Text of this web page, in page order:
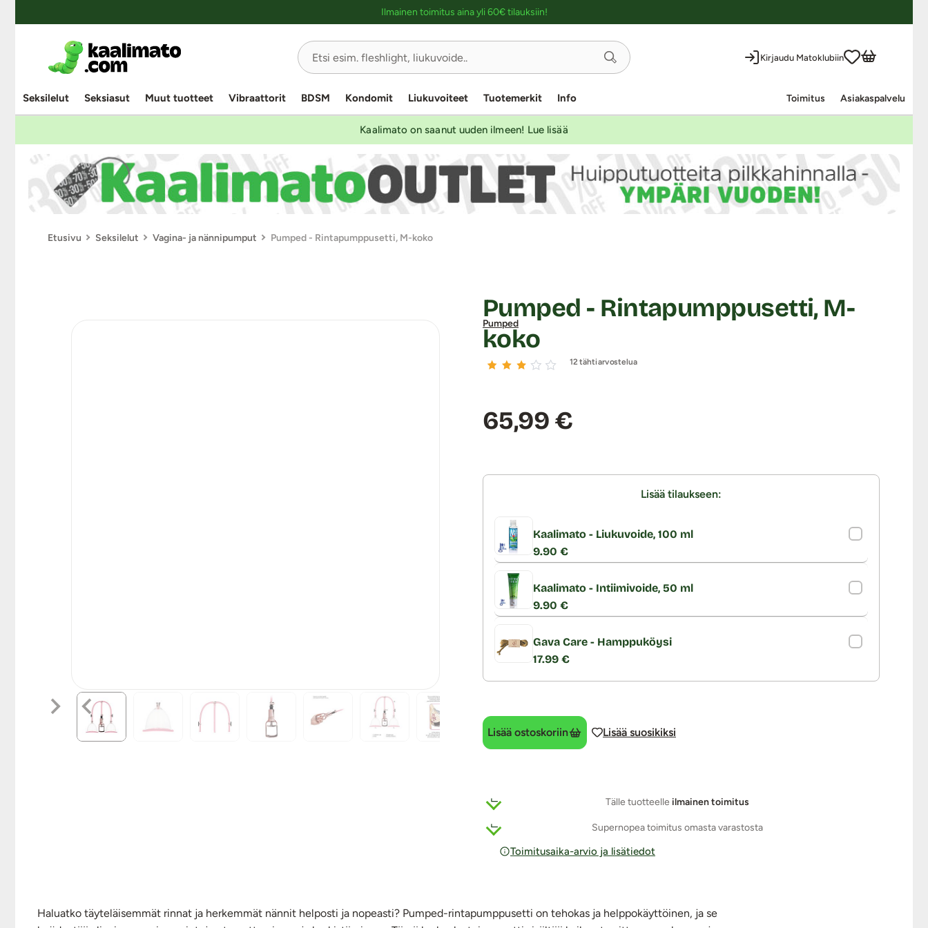
Ilmainen toimitus aina yli 60€ tilauksiin!
Kirjaudu Matoklubiin
Seksilelut Seksiasut Muut tuotteet Vibraattorit BDSM Kondomit Liukuvoiteet Tuotemerkit Info Toimitus Asiakaspalvelu
Kaalimato on saanut uuden ilmeen! Lue lisää
Etusivu Seksilelut Vagina- ja nännipumput Pumped - Rintapumppusetti, M-koko
Pumped
Pumped - Rintapumppusetti, M-
koko
12 tähtiarvostelua
Hinta:
65,99 €
Lisää tilaukseen:
Kaalimato - Liukuvoide, 100 ml
9.90 €
Kaalimato - Intiimivoide, 50 ml
9.90 €
Gava Care - Hamppuköysi
17.99 €
Lisää ostoskoriin Lisää suosikiksi
Tälle tuotteelle ilmainen toimitus
Supernopea toimitus omasta varastosta
Toimitusaika-arvio ja lisätiedot
Haluatko täyteläisemmät rinnat ja herkemmät nännit helposti ja nopeasti? Pumped-rintapumppusetti on tehokas ja helppokäyttöinen, ja se